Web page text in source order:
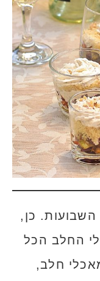
השבועות. כן,
החלב הכל
חלב,